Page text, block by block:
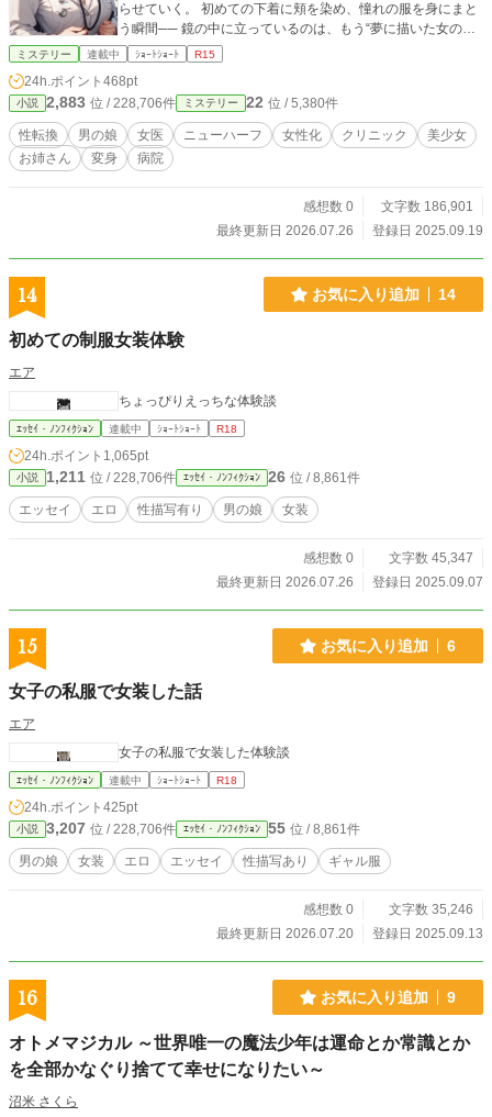
らせていく。 初めての下着に頬を染め、憧れの服を身にまと
う瞬間── 鏡の中に立っているのは、もう“夢に描いた女の
子”の姿。 そして数日後には、恋の始まりが待っている。 名
つ。 「……女の子になって、本当に……よかった……♡」 甘
く、切なく、そして幸せな変身物語。 ――次に診察室の扉を
叩くのは、あなたかもしれない
ミステリー 連載中 ｼｮｰﾄｼｮｰﾄ R15
24h.ポイント 468pt
小説 2,883 位 / 228,706件 ミステリー 22 位 / 5,380件
性転換 男の娘 女医 ニューハーフ 女性化 クリニック
美少女
お姉さん
変身 病院
感想数 0
文字数 186,901
最終更新日 2026.07.26
登録日 2025.09.19
14 お気に入り追加 14
初めての制服女装体験
エア
ちょっぴりえっちな体験談
ｴｯｾｲ・ﾉﾝﾌｨｸｼｮﾝ 連載中 ｼｮｰﾄｼｮｰﾄ R18
24h.ポイント 1,065pt
小説 1,211 位 / 228,706件 ｴｯｾｲ・ﾉﾝﾌｨｸｼｮﾝ 26 位 / 8,861件
エッセイ エロ 性描写有り 男の娘 女装
感想数 0
文字数 45,347
最終更新日 2026.07.26
登録日 2025.09.07
15 お気に入り追加 6
女子の私服で女装した話
エア
女子の私服で女装した体験談
ｴｯｾｲ・ﾉﾝﾌｨｸｼｮﾝ 連載中 ｼｮｰﾄｼｮｰﾄ R18
24h.ポイント 425pt
小説 3,207 位 / 228,706件 ｴｯｾｲ・ﾉﾝﾌｨｸｼｮﾝ 55 位 / 8,861件
男の娘 女装 エロ エッセイ 性描写あり ギャル服
感想数 0
文字数 35,246
最終更新日 2026.07.20
登録日 2025.09.13
16 お気に入り追加 9
オトメマジカル ～世界唯一の魔法少年は運命とか常識とか
を全部かなぐり捨てて幸せになりたい～
沼米 さくら